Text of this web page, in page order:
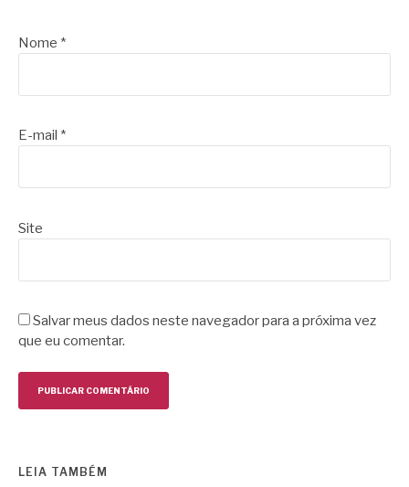
Nome *
E-mail *
Site
Salvar meus dados neste navegador para a próxima vez
que eu comentar.
LEIA TAMBÉM